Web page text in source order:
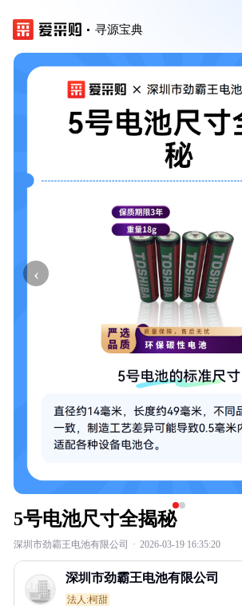
寻源宝典
‹
5号电池尺寸全揭秘
深圳市劲霸王电池有限公司 · 2026-03-19 16:35:20
深圳市劲霸王电池有限公司
法人:柯甜